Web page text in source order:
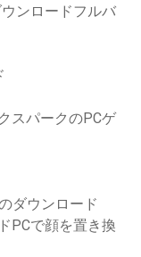
ンロードフルバ
スパークのPCゲ
ダウンロード
PCで顔を置き換